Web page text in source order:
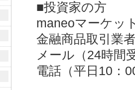
■投資家の方
maneoマーケッ
金融商品取引業
メール（24時間
電話（平日10：